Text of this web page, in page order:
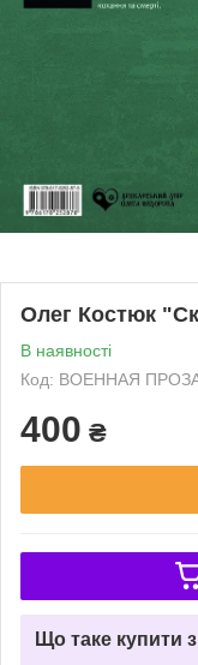
Олег Костюк
В наявності
Код: ВОЕННАЯ
400 ₴
Що таке купити